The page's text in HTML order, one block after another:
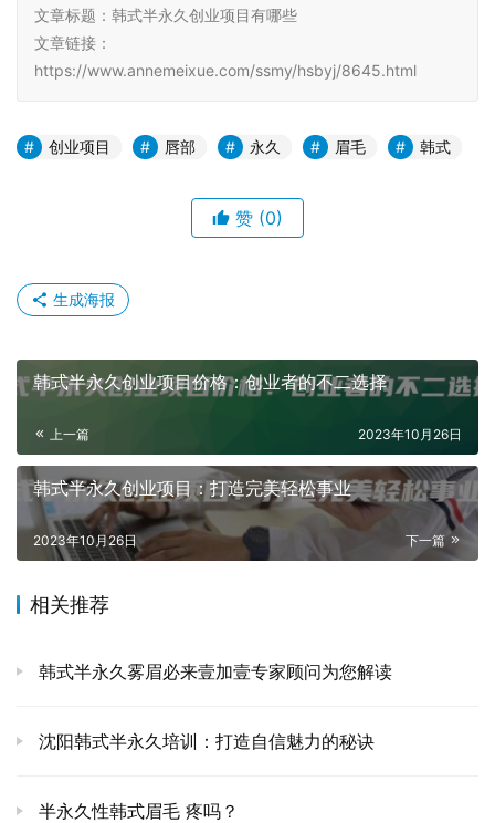
文章标题：韩式半永久创业项目有哪些
文章链接：
https://www.annemeixue.com/ssmy/hsbyj/8645.html
创业项目 唇部 永久 眉毛 韩式
赞 (0)
生成海报
韩式半永久创业项目价格：创业者的不二选择
上一篇 2023年10月26日
韩式半永久创业项目：打造完美轻松事业
下一篇
2023年10月26日
相关推荐
韩式半永久雾眉必来壹加壹专家顾问为您解读
沈阳韩式半永久培训：打造自信魅力的秘诀
半永久性韩式眉毛 疼吗？